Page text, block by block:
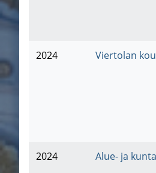
2024 Viertolan
2024 Alue- ja